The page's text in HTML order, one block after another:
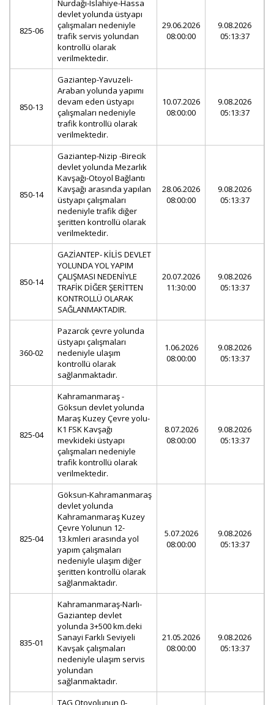
825-06
Nurdağı-Islahiye-Hassa
devlet yolunda üstyapı
çalışmaları nedeniyle
trafik servis yolundan
kontrollü olarak
verilmektedir.
29.06.2026
08:00:00
9.08.2026
05:13:37
850-13
Gaziantep-Yavuzeli-
Araban yolunda yapımı
devam eden üstyapı
çalışmaları nedeniyle
trafik kontrollü olarak
verilmektedir.
10.07.2026
08:00:00
9.08.2026
05:13:37
850-14
Gaziantep-Nizip -Birecik
devlet yolunda Mezarlık
Kavşağı-Otoyol Bağlantı
Kavşağı arasında yapılan
üstyapı çalışmaları
nedeniyle trafik diğer
şeritten kontrollü olarak
verilmektedir.
28.06.2026
08:00:00
9.08.2026
05:13:37
850-14
GAZİANTEP- KİLİS DEVLET
YOLUNDA YOL YAPIM
ÇALIŞMASI NEDENİYLE
TRAFİK DİĞER ŞERİTTEN
KONTROLLÜ OLARAK
SAĞLANMAKTADIR.
20.07.2026
11:30:00
9.08.2026
05:13:37
360-02
Pazarcık çevre yolunda
üstyapı çalışmaları
nedeniyle ulaşım
kontrollü olarak
sağlanmaktadır.
1.06.2026
08:00:00
9.08.2026
05:13:37
825-04
Kahramanmaraş -
Göksun devlet yolunda
Maraş Kuzey Çevre yolu-
K1 FSK Kavşağı
mevkideki üstyapı
çalışmaları nedeniyle
trafik kontrollü olarak
verilmektedir.
8.07.2026
08:00:00
9.08.2026
05:13:37
825-04
Göksun-Kahramanmaraş
devlet yolunda
Kahramanmaraş Kuzey
Çevre Yolunun 12-
13.kmleri arasında yol
yapım çalışmaları
nedeniyle ulaşım diğer
şeritten kontrollü olarak
sağlanmaktadır.
5.07.2026
08:00:00
9.08.2026
05:13:37
835-01
Kahramanmaraş-Narlı-
Gaziantep devlet
yolunda 3+500 km.deki
Sanayi Farklı Seviyeli
Kavşak çalışmaları
nedeniyle ulaşım servis
yolundan
sağlanmaktadır.
21.05.2026
08:00:00
9.08.2026
05:13:37
TAG Otoyolunun 0-